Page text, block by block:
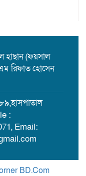
পেরিয়ে সেবায়
নির্বাচনে
‘মানবিক মামুন’!
ফেরা হলো না:
থেকে পড়ে কিশোর
সদস্য রাসেল
হাছান (ফয়সাল
রিফাত হোসেন
:
Email:
BD.Com